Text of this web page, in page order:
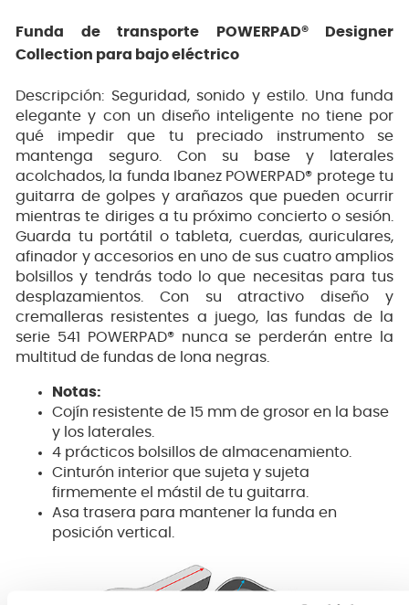
Funda de transporte POWERPAD® Designer
Collection para bajo eléctrico
Descripción: Seguridad, sonido y estilo. Una funda
elegante y con un diseño inteligente no tiene por
qué impedir que tu preciado instrumento se
mantenga seguro. Con su base y laterales
acolchados, la funda Ibanez POWERPAD® protege tu
guitarra de golpes y arañazos que pueden ocurrir
mientras te diriges a tu próximo concierto o sesión.
Guarda tu portátil o tableta, cuerdas, auriculares,
afinador y accesorios en uno de sus cuatro amplios
bolsillos y tendrás todo lo que necesitas para tus
desplazamientos. Con su atractivo diseño y
cremalleras resistentes a juego, las fundas de la
serie 541 POWERPAD® nunca se perderán entre la
multitud de fundas de lona negras.
Notas:
Cojín resistente de 15 mm de grosor en la base
y los laterales.
4 prácticos bolsillos de almacenamiento.
Cinturón interior que sujeta y sujeta
firmemente el mástil de tu guitarra.
Asa trasera para mantener la funda en
posición vertical.